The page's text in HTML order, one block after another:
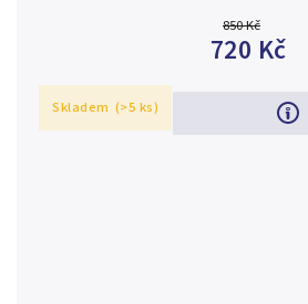
850 Kč
720 Kč
Skladem (>5 ks)